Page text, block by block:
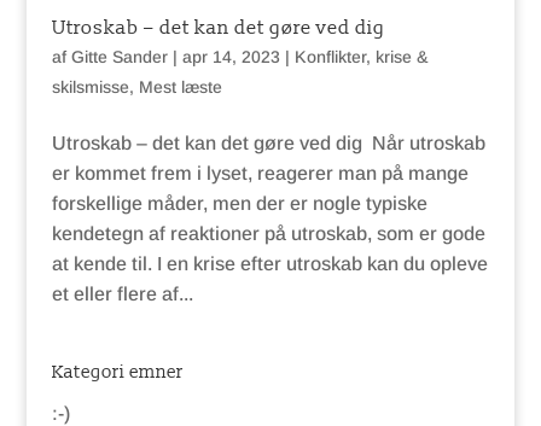
Utroskab – det kan det gøre ved dig
afGitte Sander| apr 14, 2023 | Konflikter, krise &
skilsmisse, Mest læste
Utroskab – det kan det gøre ved dig Når utroskab
er kommet frem i lyset, reagerer man på mange
forskellige måder, men der er nogle typiske
kendetegn af reaktioner på utroskab, som er gode
at kende til. I en krise efter utroskab kan du opleve
et eller flere af...
Kategori emner
:-)